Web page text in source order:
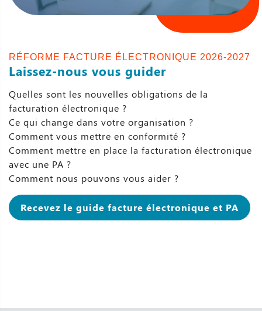
RÉFORME FACTURE ÉLECTRONIQUE 2026-2027
Laissez-nous vous guider
Quelles sont les nouvelles obligations de la
facturation électronique ?
Ce qui change dans votre organisation ?
Comment vous mettre en conformité ?
Comment mettre en place la facturation électronique
avec une PA ?
Comment nous pouvons vous aider ?
Recevez le guide facture électronique et PA